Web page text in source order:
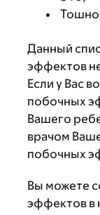
Данный
эффектов
Если у Вас
побочных
Вашего
врачом
побочных
Вы можете
эффектов в